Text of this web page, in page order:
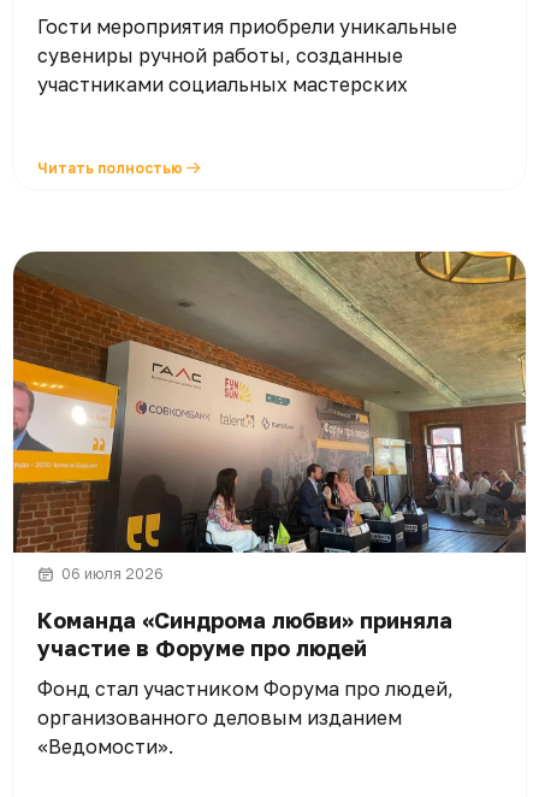
Гости мероприятия приобрели уникальные
сувениры ручной работы, созданные
участниками социальных мастерских
Читать полностью
06 июля 2026
Команда «Синдрома любви» приняла
участие в Форуме про людей
Фонд стал участником Форума про людей,
организованного деловым изданием
«Ведомости».